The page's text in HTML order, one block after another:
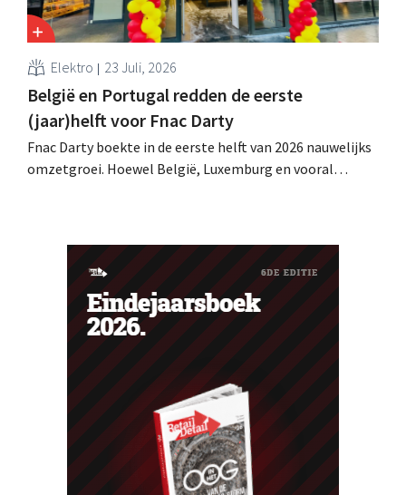
Elektro 23 Juli, 2026
België en Portugal redden de eerste
(jaar)helft voor Fnac Darty
Fnac Darty boekte in de eerste helft van 2026 nauwelijks
omzetgroei. Hoewel België, Luxemburg en vooral